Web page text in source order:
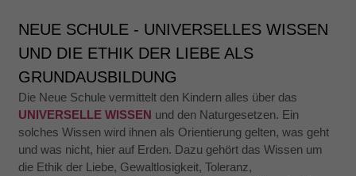
NEUE SCHULE - UNIVERSELLES WISSEN
UND DIE ETHIK DER LIEBE ALS
GRUNDAUSBILDUNG
Die Neue Schule vermittelt den Kindern alles über das
UNIVERSELLE WISSEN und den Naturgesetzen. Ein
solches Wissen wird ihnen als Orientierung gelten, was geht
und was nicht, hier auf Erden. Dazu gehört das Wissen um
die Ethik der Liebe, Gewaltlosigkeit, Toleranz,